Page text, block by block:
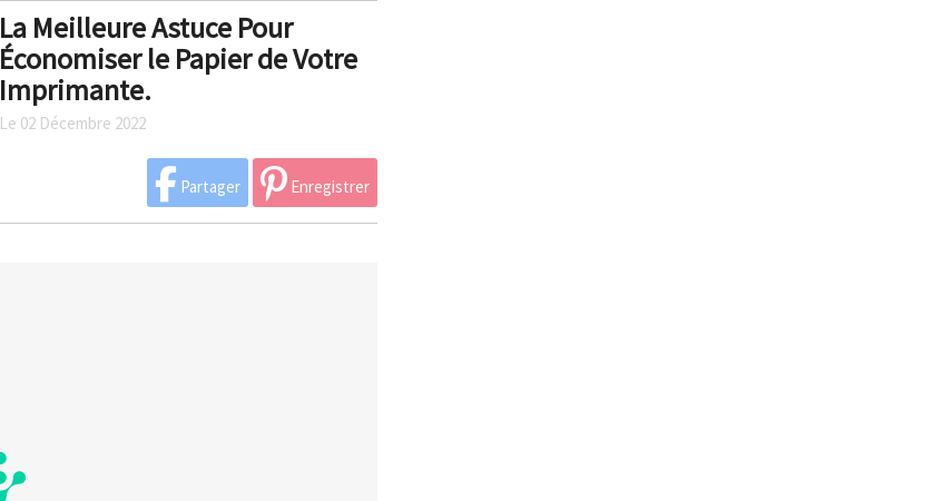
La Meilleure Astuce Pour
Économiser le Papier de Votre
Imprimante.
Le 02 Décembre 2022
Partager Enregistrer